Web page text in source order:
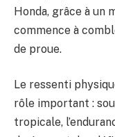
Honda, grâce à un
commence à
de proue.
Le ressenti
rôle important :
tropicale,